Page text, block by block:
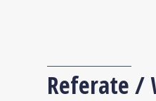
Referate /